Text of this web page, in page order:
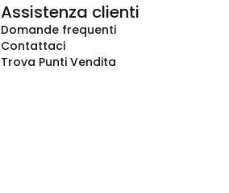
Assistenza clienti
Domande frequenti
Contattaci
Trova Punti Vendita